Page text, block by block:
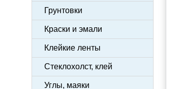
Грунтовки
Краски и эмали
Клейкие ленты
Стеклохолст, клей
Углы, маяки